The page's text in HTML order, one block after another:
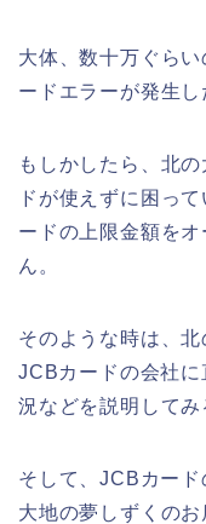
大体、数十万ぐら
ードエラーが発生し
もしかしたら、北
ドが使えずに困っ
ードの上限金額を
ん。
そのような時は、
JCBカードの会社
況などを説明してみ
そして、JCBカー
大地の夢しずくの